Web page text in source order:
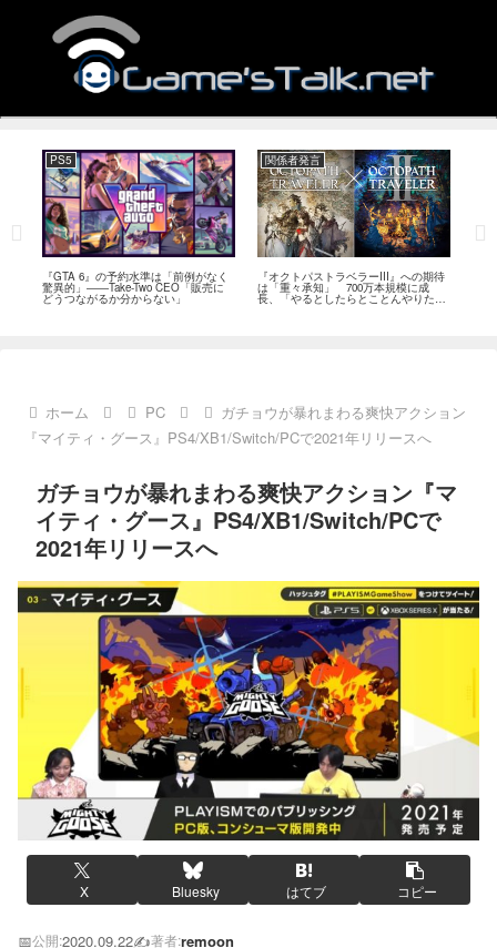
PS5
『GTA 6』の予約水準は「前例がなく
驚異的」――Take-Two CEO「販売に
どうつながるか分からない」
関係者発言
『オクトパストラベラーIII』への期待
は「重々承知」 700万本規模に成
長、「やるとしたらとことんやりた
い」と浅野智也氏
ホーム PC
ガチョウが暴れまわる爽快アクション
『マイティ・グース』PS4/XB1/Switch/PCで2021年リリースへ
ガチョウが暴れまわる爽快アクション『マ
イティ・グース』PS4/XB1/Switch/PCで
2021年リリースへ
X Bluesky はてブ コピー
📅公開:2020.09.22✍️著者:remoon